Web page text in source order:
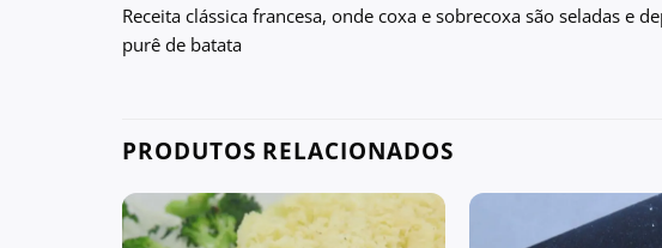
Receita clássica francesa, onde coxa e sobrecoxa são seladas
purê de batata
PRODUTOS RELACIONADOS